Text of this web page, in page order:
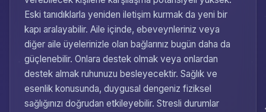
Eski tanıdıklarla yeniden iletişim kurmak da yeni bir
kapı aralayabilir. Aile içinde, ebeveynleriniz veya
diğer aile üyelerinizle olan bağlarınız bugün daha da
güçlenebilir. Onlara destek olmak veya onlardan
destek almak ruhunuzu besleyecektir. Sağlık ve
esenlik konusunda, duygusal dengeniz fiziksel
sağlığınızı doğrudan etkileyebilir. Stresli durumlar